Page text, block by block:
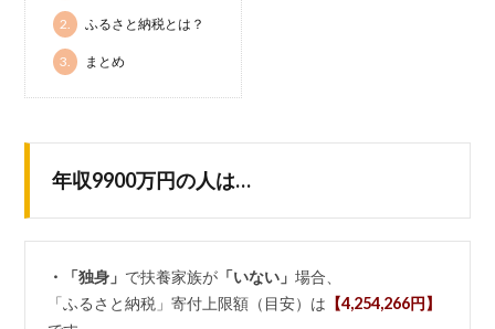
2. ふるさと納税とは？
3. まとめ
年収9900万円の人は…
・「独身」 で扶養家族が 「いない」場合、
「ふるさと納税」寄付上限額（目安）は 【4,254,266円】